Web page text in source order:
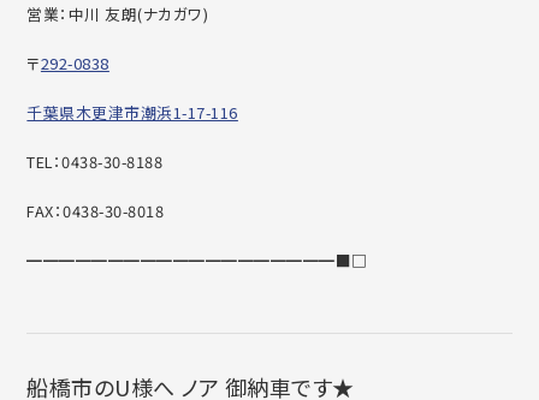
営業：中川 友朗(ナカガワ)
〒292-0838
千葉県木更津市潮浜1-17-116
TEL：0438-30-8188
FAX：0438-30-8018
━━━━━━━━━━━━━━━━━━━■□
船橋市のU様へ ノア 御納車です★